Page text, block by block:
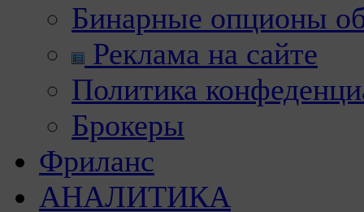
Бинарные опционы
Реклама на сайте
Политика
Брокеры
Фриланс
АНАЛИТИКА